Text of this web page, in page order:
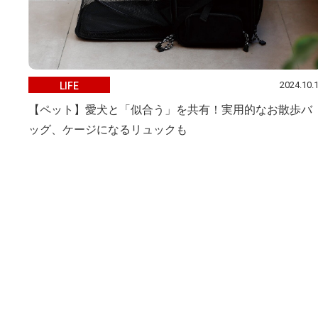
LIFE
【ペット】愛犬と「似合う」を共有！実用的なお散歩バ
ッグ、ケージになるリュックも